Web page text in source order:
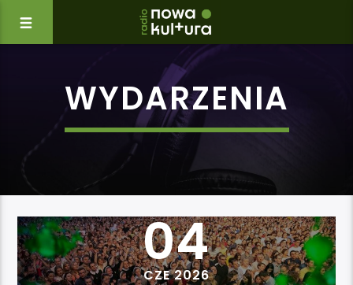
WYDARZENIA
04
CZE 2026